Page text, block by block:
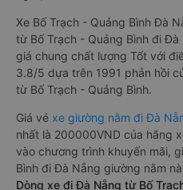
Xe Bố Trạch - Quảng Bình Đà
từ Bố Trạch - Quảng Bình đi
giá chung chất lượng Tốt với
3.8/5 dựa trên 1991 phản hồi
từ Bố Trạch - Quảng Bình.
Giá vé xe giường nằm đi Đà
nhất là 200000VND của hãng
vào chương trình khuyến mãi,
Bình đi Đà Nẵng giường nằm
Dòng xe đi Đà Nẵng từ Bố